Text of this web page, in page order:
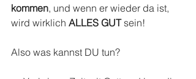
kommen, und wenn er wieder da ist,
wird wirklich ALLES GUT sein!
Also was kannst DU tun?